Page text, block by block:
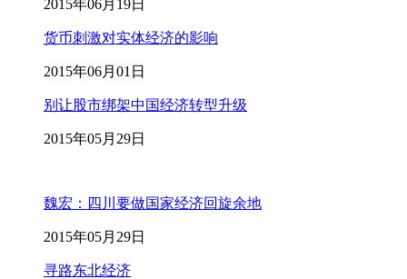
2015年06月19日
货币刺激对实体经济的影响
2015年06月01日
别让股市绑架中国经济转型升级
2015年05月29日
魏宏：四川要做国家经济回旋余地
2015年05月29日
寻路东北经济